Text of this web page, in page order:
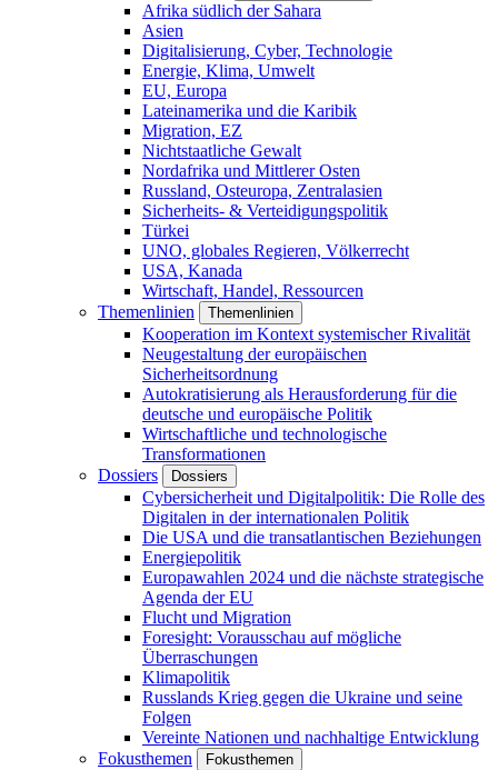
Afrika südlich der Sahara
Asien
Digitalisierung, Cyber, Technologie
Energie, Klima, Umwelt
EU, Europa
Lateinamerika und die Karibik
Migration, EZ
Nichtstaatliche Gewalt
Nordafrika und Mittlerer Osten
Russland, Osteuropa, Zentralasien
Sicherheits- & Verteidigungspolitik
Türkei
UNO, globales Regieren, Völkerrecht
USA, Kanada
Wirtschaft, Handel, Ressourcen
Themenlinien
Themenlinien
Kooperation im Kontext systemischer Rivalität
Neugestaltung der europäischen
Sicherheitsordnung
Autokratisierung als Herausforderung für die
deutsche und europäische Politik
Wirtschaftliche und technologische
Transformationen
Dossiers
Dossiers
Cybersicherheit und Digitalpolitik: Die Rolle des
Digitalen in der internationalen Politik
Die USA und die transatlantischen Beziehungen
Energiepolitik
Europawahlen 2024 und die nächste strategische
Agenda der EU
Flucht und Migration
Foresight: Vorausschau auf mögliche
Überraschungen
Klimapolitik
Russlands Krieg gegen die Ukraine und seine
Folgen
Vereinte Nationen und nachhaltige Entwicklung
Fokusthemen
Fokusthemen